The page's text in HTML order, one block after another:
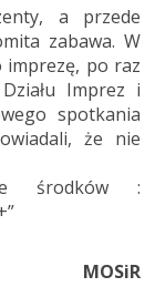
a przede
zabawa. W
imprezę, po raz
Imprez i
spotkania
że nie
ze środków :
MOSiR